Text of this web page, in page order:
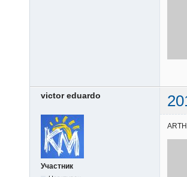
victor eduardo
Участник